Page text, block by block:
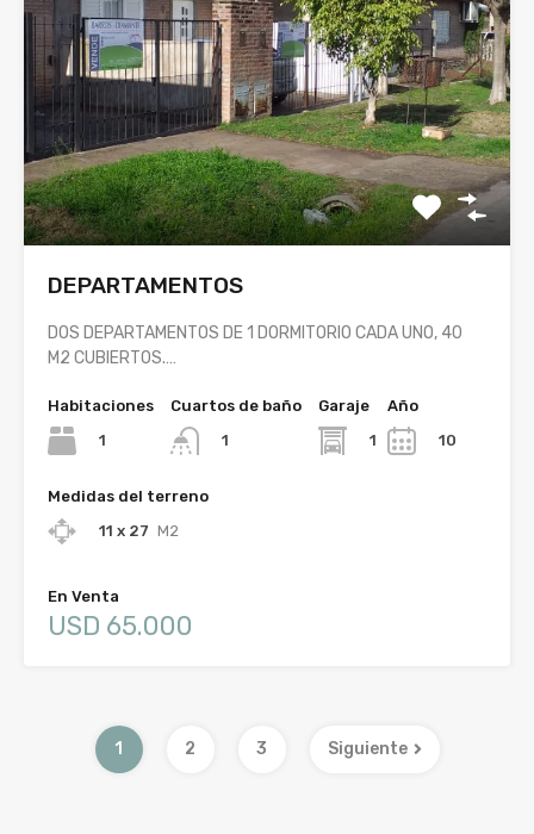
DEPARTAMENTOS
DOS DEPARTAMENTOS DE 1 DORMITORIO CADA UNO, 40
M2 CUBIERTOS.…
Habitaciones
1
Cuartos de baño
1
Garaje
1
Año
10
Medidas del terreno
11 x 27 M2
En Venta
USD 65.000
1 2 3 Siguiente